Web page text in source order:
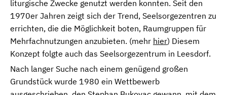
liturgische Zwecke genutzt werden konnten. Seit den
1970er Jahren zeigt sich der Trend, Seelsorgezentren zu
errichten, die die Möglichkeit boten, Raumgruppen für
Mehrfachnutzungen anzubieten. (mehr hier) Diesem
Konzept folgte auch das Seelsorgezentrum in Leesdorf.
Nach langer Suche nach einem genügend großen
Grundstück wurde 1980 ein Wettbewerb